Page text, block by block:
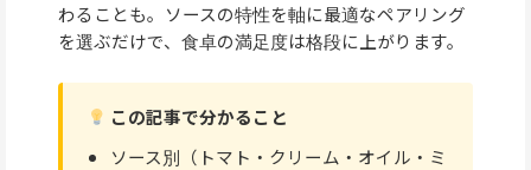
わることも。ソースの特性を軸に最適なペアリング
を選ぶだけで、食卓の満足度は格段に上がります。
この記事で分かること
ソース別（トマト・クリーム・オイル・ミ